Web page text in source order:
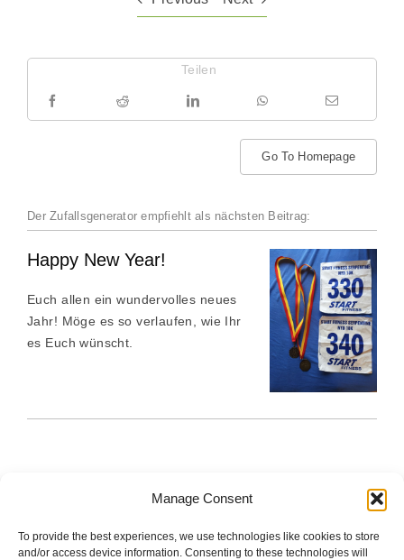
Manage Consent
To provide the best experiences, we use technologies like cookies to store
and/or access device information. Consenting to these technologies will
Teilen
Go To Homepage
Der Zufallsgenerator empfiehlt als nächsten Beitrag:
Happy New Year!
Euch allen ein wundervolles neues
Jahr! Möge es so verlaufen, wie Ihr
es Euch wünscht.
The good stuff is on Spotify.